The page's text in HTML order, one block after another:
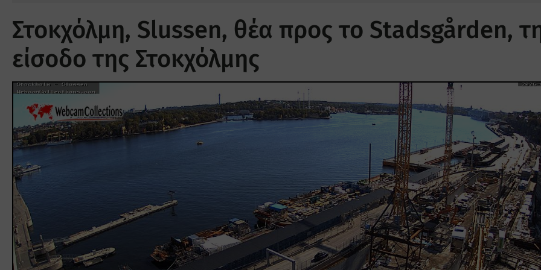
Στοκχόλμη, Slussen, θέα προς το Stadsgården,
είσοδο της Στοκχόλμης